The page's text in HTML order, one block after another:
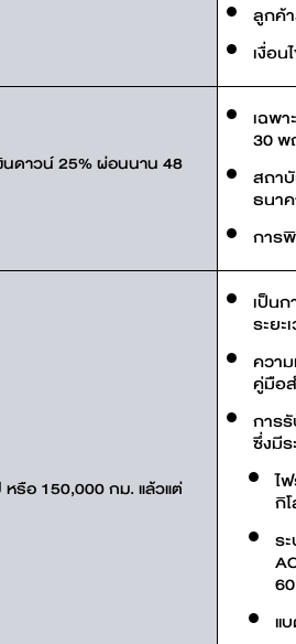
ลูกค้
เงื่อ
นดาวน์ 25% ผ่อนนาน 48
เฉพ
30 พ
สถา
ธนา
การ
อ 150,000 กม. แล้วแต่
เป็น
ระยะ
ควา
คู่มือ
การ
ซึ่งมี
ไ
กิ
ร
แ